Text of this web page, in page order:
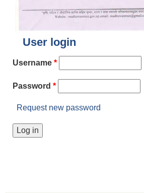
User login
Username *
Password *
Request new password